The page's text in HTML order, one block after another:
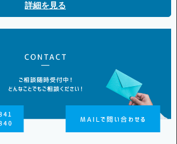
詳細を見る